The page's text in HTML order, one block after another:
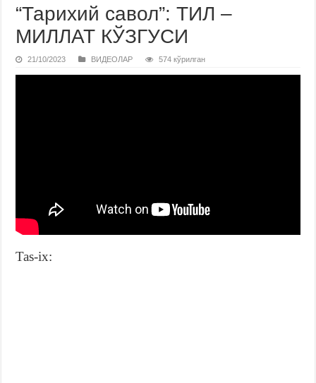
“Тарихий савол”: ТИЛ –
МИЛЛАТ КЎЗГУСИ
21/10/2023 ВИДЕОЛАР 574 кўрилган
Tas-ix: